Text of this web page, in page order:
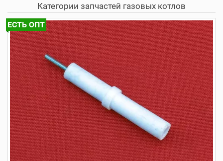
Категории запчастей газовых котлов
ЕСТЬ ОПТ